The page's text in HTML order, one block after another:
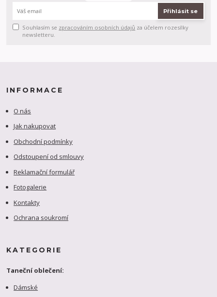
Přihlásit se
Souhlasím se zpracováním osobních údajů za účelem rozesílky
newsletteru.
INFORMACE
O nás
Jak nakupovat
Obchodní podmínky
Odstoupení od smlouvy
Reklamační formulář
Fotogalerie
Kontakty
Ochrana soukromí
KATEGORIE
Taneční oblečení:
Dámské